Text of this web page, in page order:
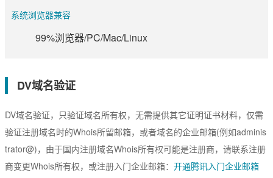
系统浏览器兼容
99%浏览器/PC/Mac/Linux
DV域名验证
DV域名验证，只验证域名所有权，无需提供其它证明证书材料，仅需
验证注册域名时的Whois所留邮箱，或者域名的企业邮箱(例如adminis
trator@)，由于国内注册域名Whois所有权可能是注册商，请联系注册
商变更Whois所有权，或注册入门企业邮箱： 开通腾讯入门企业邮箱